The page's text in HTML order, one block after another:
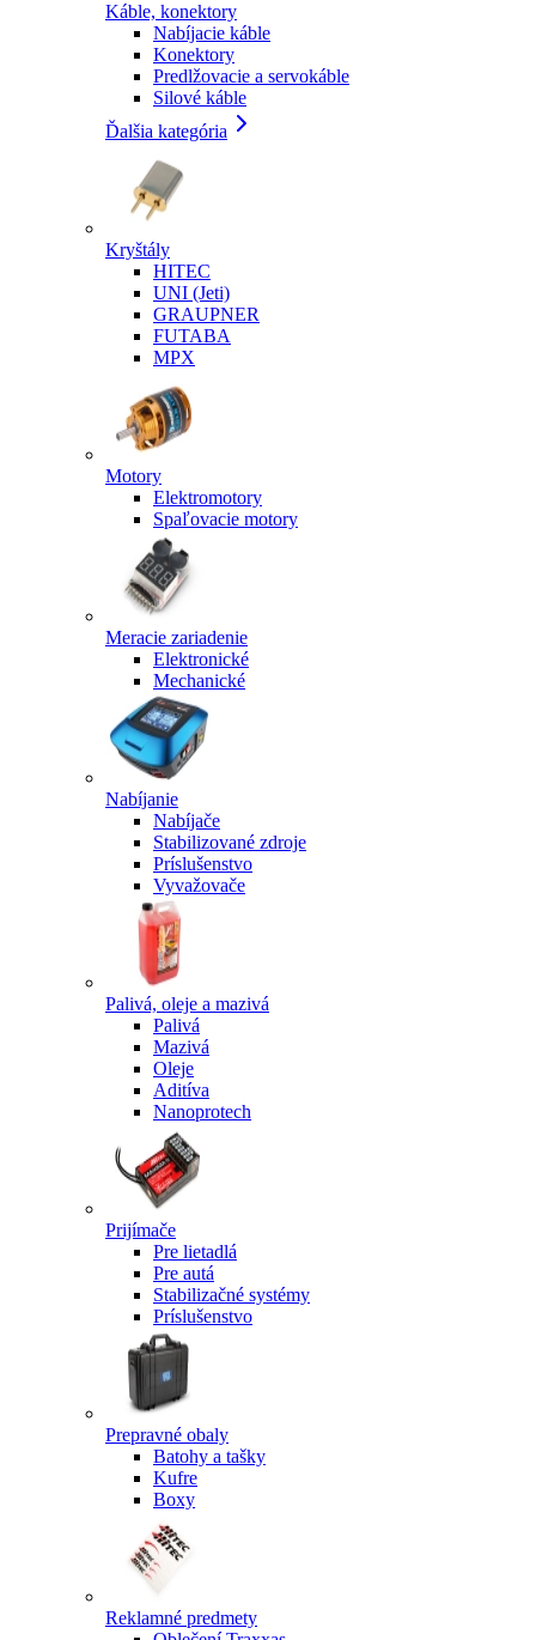
Káble, konektory
Nabíjacie káble
Konektory
Predlžovacie a servokáble
Silové káble
Ďalšia kategória
Kryštály
HITEC
UNI (Jeti)
GRAUPNER
FUTABA
MPX
Motory
Elektromotory
Spaľovacie motory
Meracie zariadenie
Elektronické
Mechanické
Nabíjanie
Nabíjače
Stabilizované zdroje
Príslušenstvo
Vyvažovače
Palivá, oleje a mazivá
Palivá
Mazivá
Oleje
Aditíva
Nanoprotech
Prijímače
Pre lietadlá
Pre autá
Stabilizačné systémy
Príslušenstvo
Prepravné obaly
Batohy a tašky
Kufre
Boxy
Reklamné predmety